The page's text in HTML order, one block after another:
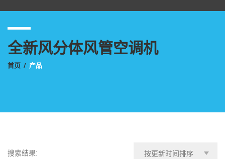
全新风分体风管空调机
首页 / 产品
搜索结果: 按更新时间排序